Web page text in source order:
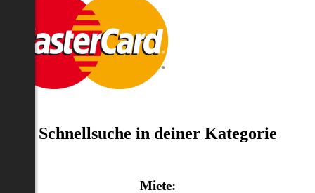
Schnellsuche in deiner Kategorie
Miete: